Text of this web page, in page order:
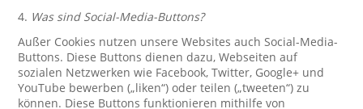
4. Was sind Social-Media-Buttons?
Außer Cookies nutzen unsere Websites auch Social-Media-
Buttons. Diese Buttons dienen dazu, Webseiten auf
sozialen Netzwerken wie Facebook, Twitter, Google+ und
YouTube bewerben („liken“) oder teilen („tweeten“) zu
können. Diese Buttons funktionieren mithilfe von